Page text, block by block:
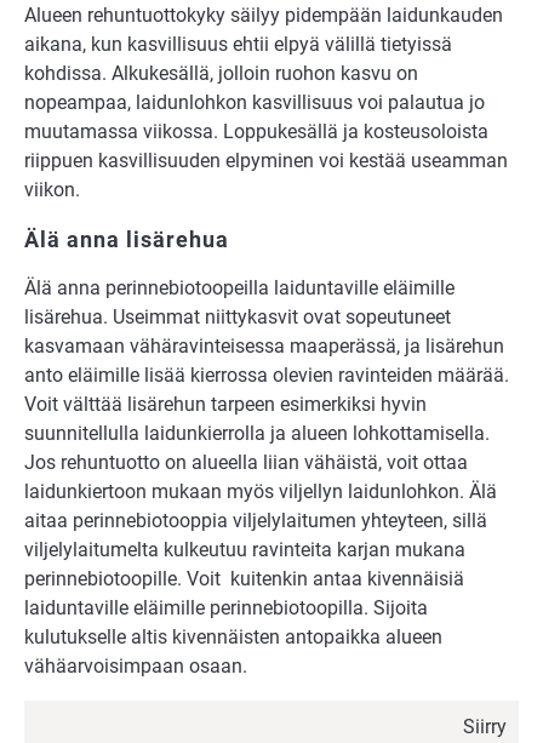
Alueen rehuntuottokyky säilyy pidempään laidunkauden
aikana, kun kasvillisuus ehtii elpyä välillä tietyissä
kohdissa. Alkukesällä, jolloin ruohon kasvu on
nopeampaa, laidunlohkon kasvillisuus voi palautua jo
muutamassa viikossa. Loppukesällä ja kosteusoloista
riippuen kasvillisuuden elpyminen voi kestää useamman
viikon.
Älä anna lisärehua
Älä anna perinnebiotoopeilla laiduntaville eläimille
lisärehua. Useimmat niittykasvit ovat sopeutuneet
kasvamaan vähäravinteisessa maaperässä, ja lisärehun
anto eläimille lisää kierrossa olevien ravinteiden määrää.
Voit välttää lisärehun tarpeen esimerkiksi hyvin
suunnitellulla laidunkierrolla ja alueen lohkottamisella.
Jos rehuntuotto on alueella liian vähäistä, voit ottaa
laidunkiertoon mukaan myös viljellyn laidunlohkon. Älä
aitaa perinnebiotooppia viljelylaitumen yhteyteen, sillä
viljelylaitumelta kulkeutuu ravinteita karjan mukana
perinnebiotoopille. Voit kuitenkin antaa kivennäisiä
laiduntaville eläimille perinnebiotoopilla. Sijoita
kulutukselle altis kivennäisten antopaikka alueen
vähäarvoisimpaan osaan.
Siirry